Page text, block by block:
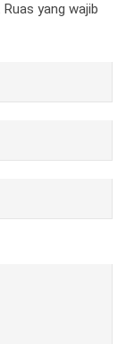
Ruas yang wajib